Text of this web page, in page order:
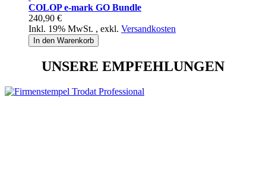
COLOP e-mark GO Bundle
240,90 €
Inkl. 19% MwSt. , exkl. Versandkosten
In den Warenkorb
UNSERE EMPFEHLUNGEN